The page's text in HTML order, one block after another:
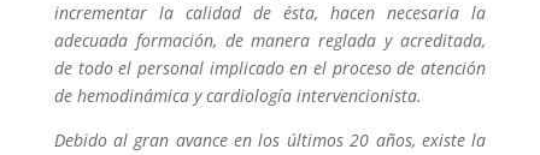
incrementar la calidad de ésta, hacen necesaria la
adecuada formación, de manera reglada y acreditada,
de todo el personal implicado en el proceso de atención
de hemodinámica y cardiología intervencionista.
Debido al gran avance en los últimos 20 años, existe la